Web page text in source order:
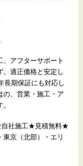
アフターサポート
、適正価格と安定し
長期保証にも対応し
の、営業・施工・ア
社施工★見積無料★
東京（北部）・エリ